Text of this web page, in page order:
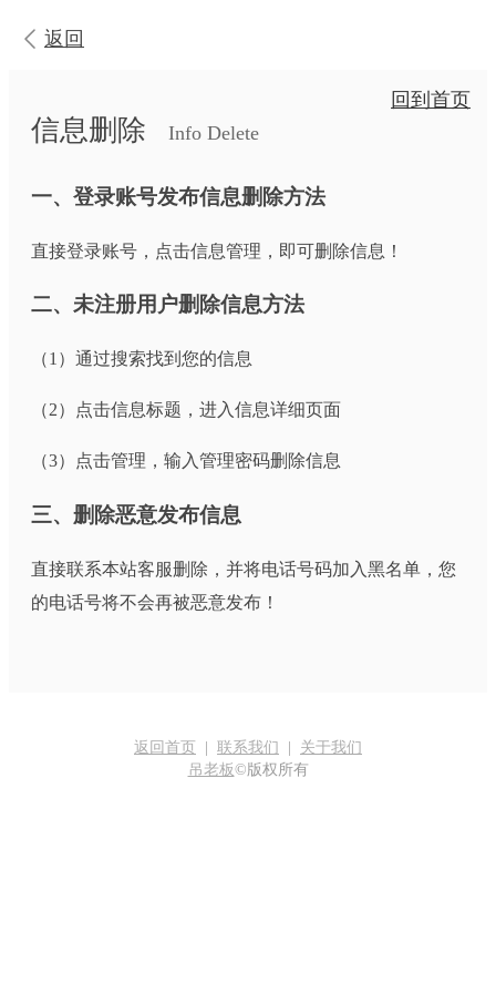
返回
回到首页
信息删除 Info Delete
一、登录账号发布信息删除方法
直接登录账号，点击信息管理，即可删除信息！
二、未注册用户删除信息方法
（1）通过搜索找到您的信息
（2）点击信息标题，进入信息详细页面
（3）点击管理，输入管理密码删除信息
三、删除恶意发布信息
直接联系本站客服删除，并将电话号码加入黑名单，您
的电话号将不会再被恶意发布！
返回首页 | 联系我们 | 关于我们
吊老板©版权所有